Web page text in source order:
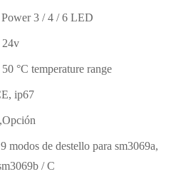
3 / 4 / 6 LED
24v
°C temperature range
ip67
modos de destello para sm3069a,
/ C